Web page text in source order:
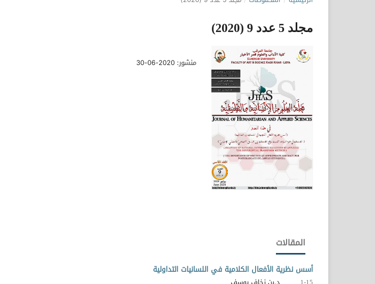
مجلد 5 عدد 9 (2020)
منشور: 2020-06-30
المقالات
أسس نظرية الأفعال الكلامية في اللسانيات التداولية
1-15